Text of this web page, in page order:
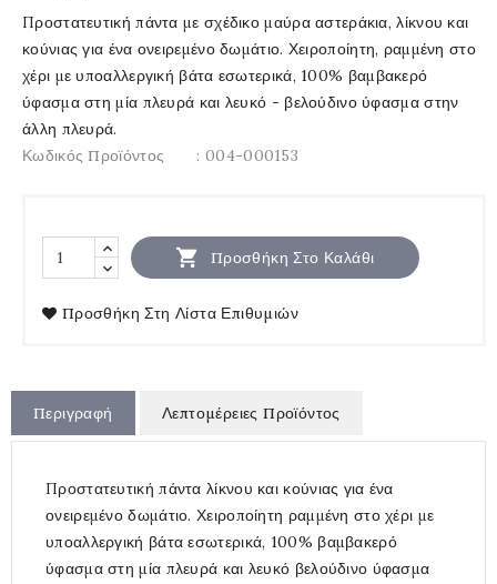
Προστατευτική πάντα με σχέδικο μαύρα αστεράκια, λίκνου και
κούνιας για ένα ονειρεμένο δωμάτιο. Χειροποίητη, ραμμένη στο
χέρι με υποαλλεργική βάτα εσωτερικά, 100% βαμβακερό
ύφασμα στη μία πλευρά και λευκό - βελούδινο ύφασμα στην
άλλη πλευρά.
Κωδικός Προϊόντος
: 004-000153
 Προσθήκη Στο Καλάθι
Προσθήκη Στη Λίστα Επιθυμιών
Περιγραφή Λεπτομέρειες Προϊόντος
Προστατευτική πάντα λίκνου και κούνιας για ένα
ονειρεμένο δωμάτιο. Χειροποίητη ραμμένη στο χέρι με
υποαλλεργική βάτα εσωτερικά, 100% βαμβακερό
ύφασμα στη μία πλευρά και λευκό βελούδινο ύφασμα